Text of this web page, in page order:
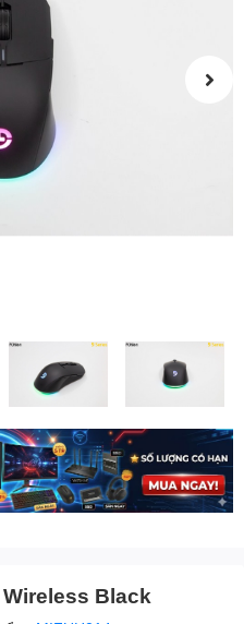
Black